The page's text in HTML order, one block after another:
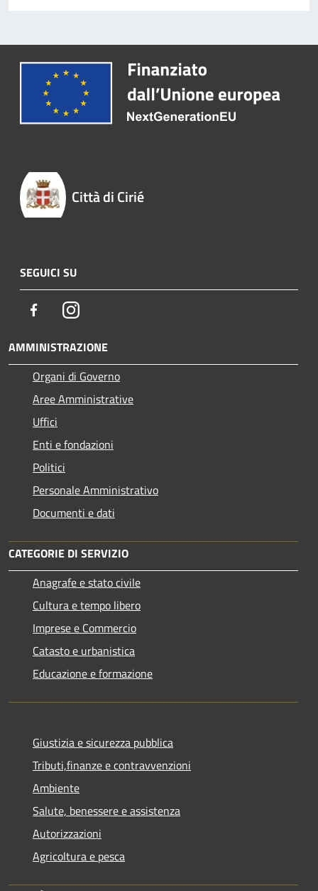
Città di Cirié
SEGUICI SU
FacebookInstagram
AMMINISTRAZIONE
Organi di Governo
Aree Amministrative
Uffici
Enti e fondazioni
Politici
Personale Amministrativo
Documenti e dati
CATEGORIE DI SERVIZIO
Anagrafe e stato civile
Cultura e tempo libero
Imprese e Commercio
Catasto e urbanistica
Educazione e formazione
Giustizia e sicurezza pubblica
Tributi,finanze e contravvenzioni
Ambiente
Salute, benessere e assistenza
Autorizzazioni
Agricoltura e pesca